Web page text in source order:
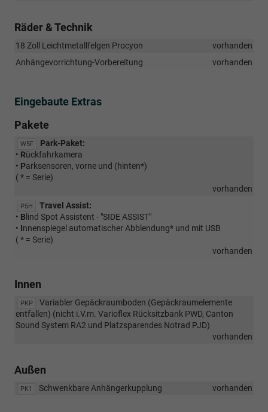
Räder & Technik
18 Zoll Leichtmetallfelgen Procyon
vorhanden
Anhängevorrichtung-Vorbereitung
vorhanden
Eingebaute Extras
Pakete
W5F
Park-Paket:
• Rückfahrkamera
• Parksensoren, vorne und (hinten*)
( * = Serie)
vorhanden
P5H
Travel Assist:
• B lind Spot Assistent - "SIDE ASSIST"
• Innenspiegel automatischer Abblendung* und mit USB
( * = Serie)
vorhanden
Innen
PKP
Variabler Gepäckraumboden (Gepäckraumelemente
entfallen) (nicht i.V.m. Varioflex Rücksitzbank PWD, Canton
Sound System RA2 und Platzsparendes Notrad PJD)
vorhanden
Außen
PK1 Schwenkbare Anhängerkupplung vorhanden